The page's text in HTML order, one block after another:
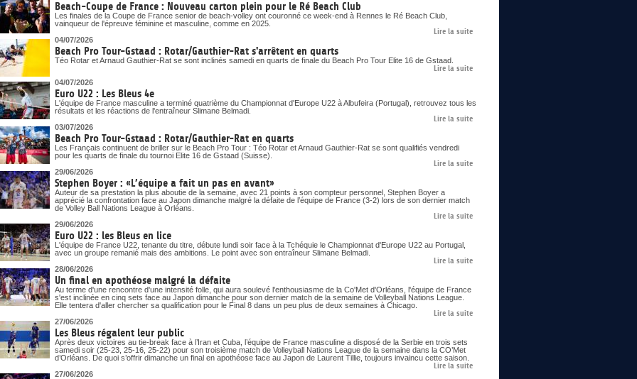
Beach-Coupe de France : Nouveau carton plein pour le Ré Beach Club
Les finales de la Coupe de France senior de beach-volley ont couronné ce week-end à Rennes le Ré Beach Club,
vainqueur de l'épreuve féminine et masculine, comme en 2025.
Lire la suite
04/07/2026
Beach Pro Tour-Gstaad : Rotar/Gauthier-Rat s'arrêtent en quarts
Téo Rotar et Arnaud Gauthier-Rat se sont inclinés samedi en quarts de finale du Beach Pro Tour Elite 16 de Gstaad.
Lire la suite
04/07/2026
Euro U22 : Les Bleus 4e
L'équipe de France masculine a terminé quatrième du Championnat d'Europe U22 à Albufeira (Portugal), retrouvez tous les
résultats et les réactions de l'entraîneur Slimane Belmadi.
Lire la suite
03/07/2026
Beach Pro Tour-Gstaad : Rotar/Gauthier-Rat en quarts
Les Français continuent de briller sur le Beach Pro Tour : Téo Rotar et Arnaud Gauthier-Rat se sont qualifiés vendredi
pour les quarts de finale du tournoi Elite 16 de Gstaad (Suisse).
Lire la suite
29/06/2026
Stephen Boyer : «L’équipe a fait un pas en avant»
Auteur de sa prestation la plus aboutie de la semaine, avec 21 points à son compteur personnel, Stephen Boyer a
apprécié la confrontation face au Japon dimanche malgré la défaite de l’équipe de France (3-2) lors de son dernier match
de Volley Ball Nations League à Orléans.
Lire la suite
29/06/2026
Euro U22 : les Bleus en lice
L'équipe de France U22, tenante du titre, débute lundi soir face à la Tchéquie le Championnat d'Europe U22 au Portugal,
avec un groupe remanié mais des ambitions. Le point avec son entraîneur Slimane Belmadi.
Lire la suite
28/06/2026
Un final en apothéose malgré la défaite
Au terme d'une rencontre d'une intensité folle, qui aura soulevé l'enthousiasme de la Co'Met d'Orléans, l'équipe de France
s'est inclinée en cinq sets face au Japon dimanche pour son dernier match de la semaine de Volleyball Nations League.
Elle tentera d'aller chercher sa qualification pour le Final 8 dans un peu plus de deux semaines à Chicago.
Lire la suite
27/06/2026
Les Bleus régalent leur public
Après deux victoires au tie-break face à l’Iran et Cuba, l’équipe de France masculine a disposé de la Serbie en trois sets
samedi soir (25-23, 25-16, 25-22) pour son troisième match de Volleyball Nations League de la semaine dans la CO’Met
d’Orléans. De quoi s’offrir dimanche un final en apothéose face au Japon de Laurent Tillie, toujours invaincu cette saison.
Lire la suite
27/06/2026